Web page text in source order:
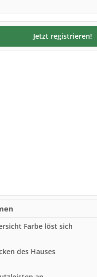
Jetzt registrieren!
Farbe löst sich
des Hauses